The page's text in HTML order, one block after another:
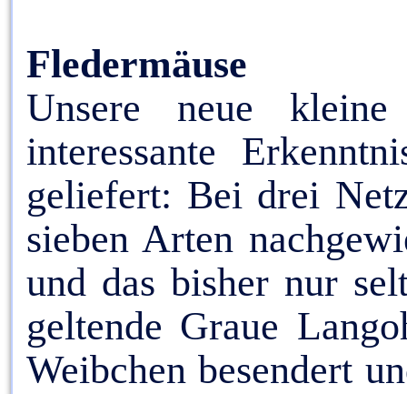
Fledermäuse
Unsere neue kleine
interessante
geliefert: Bei drei
sieben Arten
und das bisher nur
geltende Graue
Weibchen besendert